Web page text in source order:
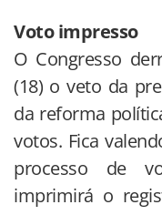
Voto impresso
O Congresso
(18) o veto da
da reforma
votos. Fica
processo de
imprimirá o